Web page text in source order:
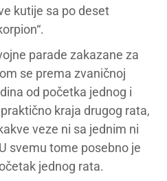
kutije sa po deset
parade zakazane za
se prema zvaničnoj
od početka jednog i
kraja drugog rata,
veze ni sa jednim ni
svemu tome posebno je
jednog rata.